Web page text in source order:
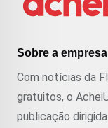
Sobre a empresa
Com notícias da
gratuitos, o
publicação